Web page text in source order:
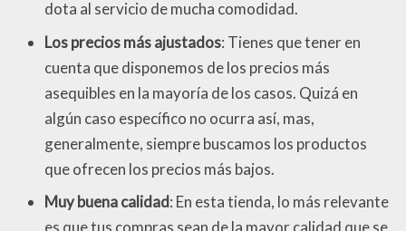
dota al servicio de mucha comodidad.
Los precios más ajustados: Tienes que tener en
cuenta que disponemos de los precios más
asequibles en la mayoría de los casos. Quizá en
algún caso específico no ocurra así, mas,
generalmente, siempre buscamos los productos
que ofrecen los precios más bajos.
Muy buena calidad: En esta tienda, lo más relevante
es que tus compras sean de la mayor calidad que se